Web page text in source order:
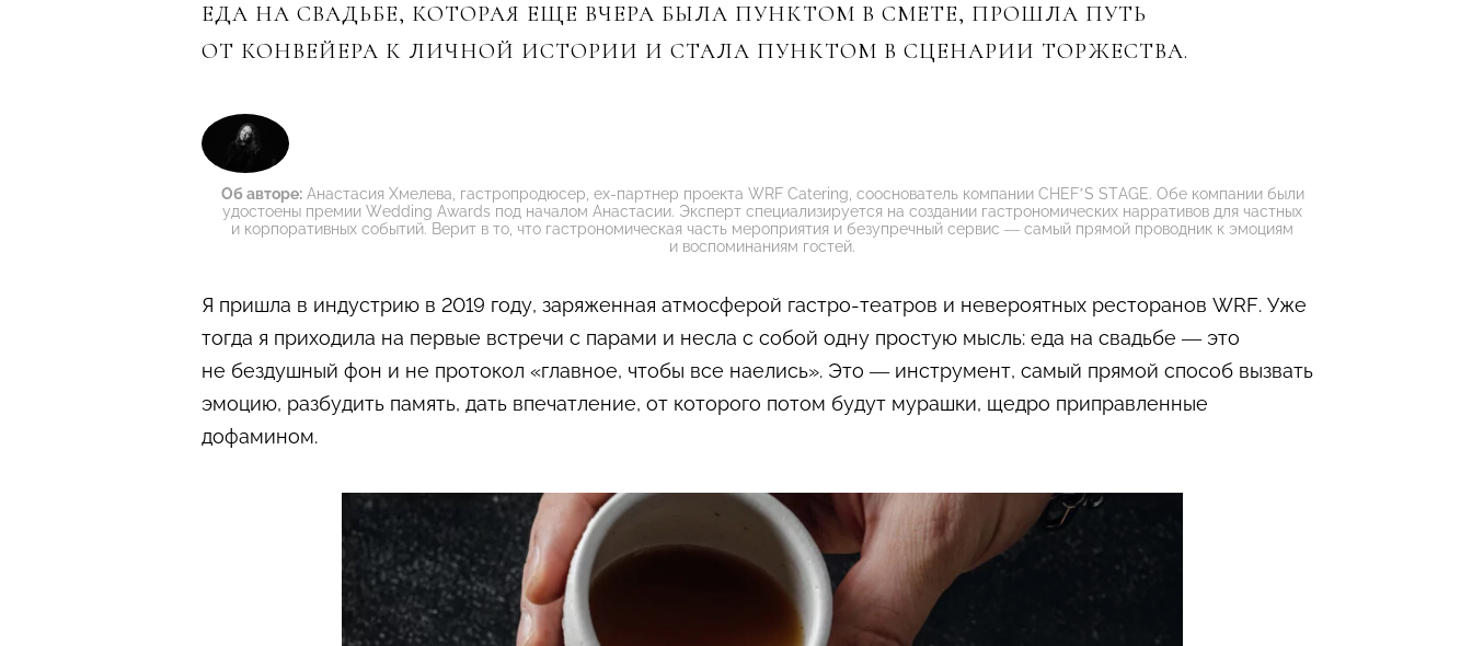
ЕДА НА СВАДЬБЕ, КОТОРАЯ ЕЩЕ ВЧЕРА БЫЛА ПУНКТОМ В СМЕТЕ, ПРОШЛА ПУТЬ
ОТ КОНВЕЙЕРА К ЛИЧНОЙ ИСТОРИИ И СТАЛА ПУНКТОМ В СЦЕНАРИИ ТОРЖЕСТВА.
Об авторе:Анастасия Хмелева, гастропродюсер, ex-партнер проекта WRF Catering, сооснователь компании CHEF’S STAGE. Обе компании были
удостоены премии Wedding Awards под началом Анастасии. Эксперт специализируется на создании гастрономических нарративов для частных
и корпоративных событий. Верит в то, что гастрономическая часть мероприятия и безупречный сервис — самый прямой проводник к эмоциям
и воспоминаниям гостей.
Я пришла в индустрию в 2019 году, заряженная атмосферой гастро-театров и невероятных ресторанов WRF. Уже
тогда я приходила на первые встречи с парами и несла с собой одну простую мысль: еда на свадьбе — это
не бездушный фон и не протокол «главное, чтобы все наелись». Это — инструмент, самый прямой способ вызвать
эмоцию, разбудить память, дать впечатление, от которого потом будут мурашки, щедро приправленные
дофамином.